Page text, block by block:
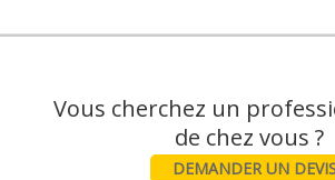
Vous cherchez un
DEMANDER UN